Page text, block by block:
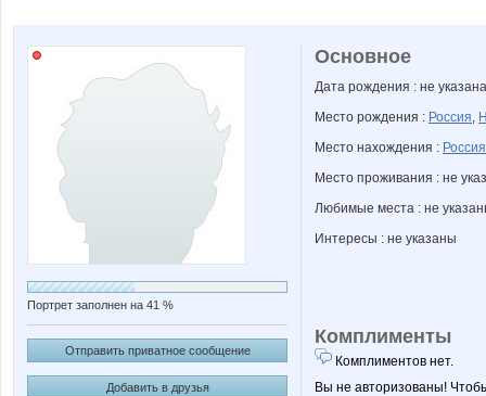
Портрет заполнен на 41 %
Отправить приватное сообщение
Добавить в друзья
Основное
Дата рождения : не указана
Место рождения : Россия,
Место нахождения : Россия
Место проживания : не
Любимые места : не
Интересы : не указаны
Комплименты
Комплиментов нет.
Вы не авторизованы!